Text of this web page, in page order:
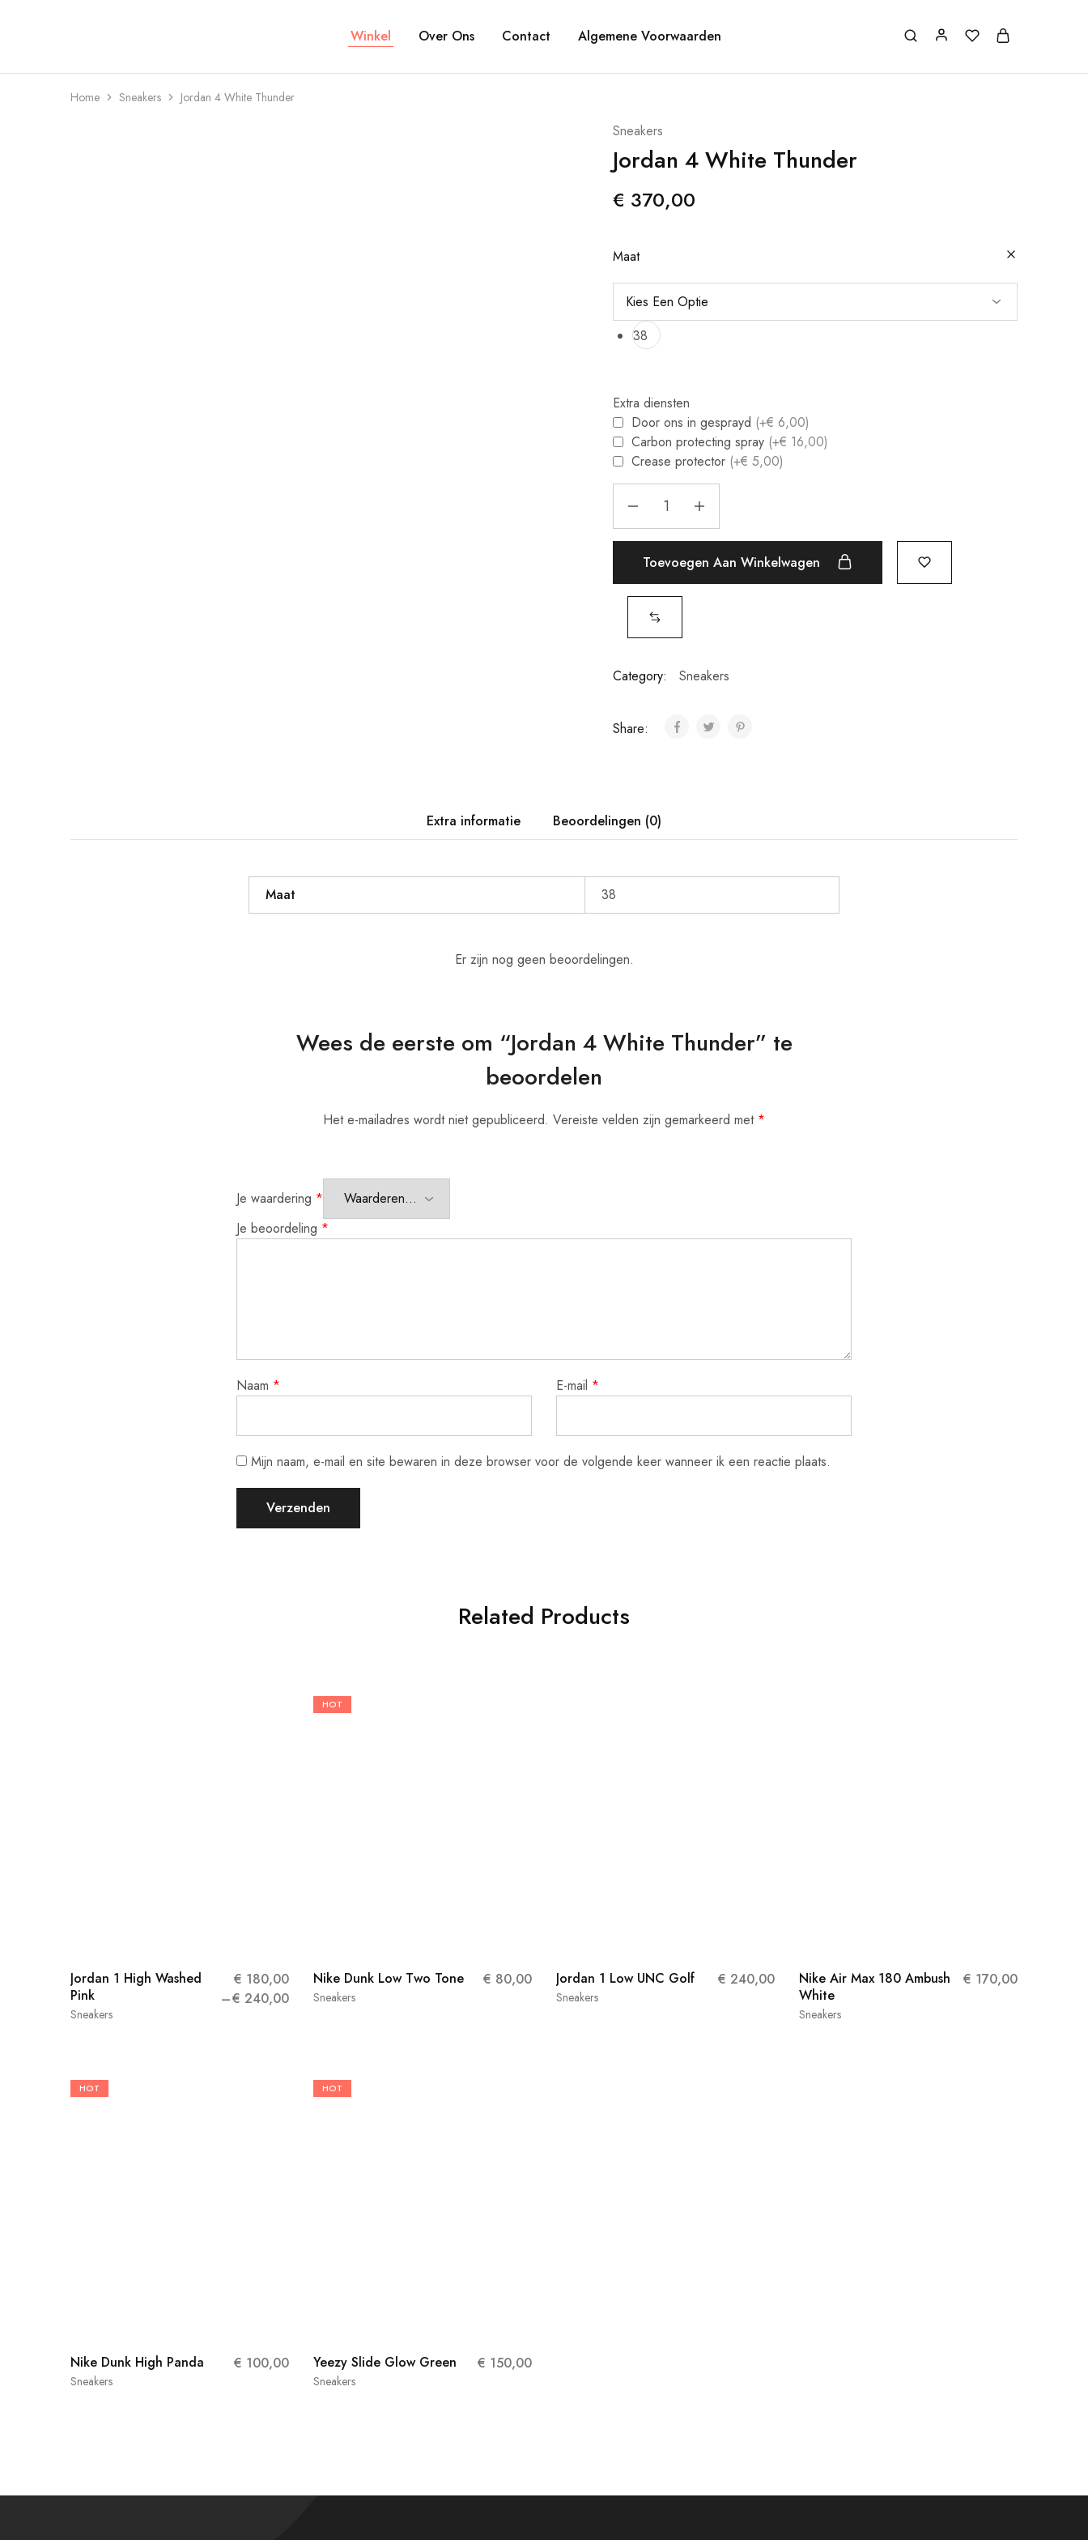
Winkel Over Ons Contact Algemene Voorwaarden
Home Sneakers Jordan 4 White Thunder
Sneakers
Jordan 4 White Thunder
€ 370,00
Maat
38
Extra diensten
Door ons in gesprayd (+€ 6,00)
Carbon protecting spray (+€ 16,00)
Crease protector (+€ 5,00)
White
quantityToevoegen Aan Winkelwagen
Category: Sneakers
Share:
Extra informatie Beoordelingen (0)
Maat 38
Er zijn nog geen beoordelingen.
Wees de eerste om “Jordan 4 White Thunder” te
beoordelen
Het e-mailadres wordt niet gepubliceerd. Vereiste velden zijn gemarkeerd met *
Je waardering *
Je beoordeling *
Naam * E-mail *
Mijn naam, e-mail en site bewaren in deze browser voor de volgende keer wanneer ik een reactie plaats.
Related Products
Sneakers
Jordan 1 High Washed
Pink
€ 180,00
€ 240,00
HOT
Sneakers
Nike Dunk Low Two Tone € 80,00
Sneakers
Jordan 1 Low UNC Golf € 240,00
Sneakers
Nike Air Max 180 Ambush
White
€ 170,00
HOT
Sneakers
Nike Dunk High Panda € 100,00
HOT
Sneakers
Yeezy Slide Glow Green € 150,00
quantity